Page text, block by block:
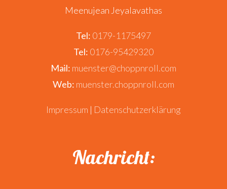
Meenujean Jeyalavathas
Tel: 0179-1175497
Tel: 0176-95429320
Mail: muenster@choppnroll.com
Web: muenster.choppnroll.com
Impressum | Datenschutzerklärung
Nachricht: